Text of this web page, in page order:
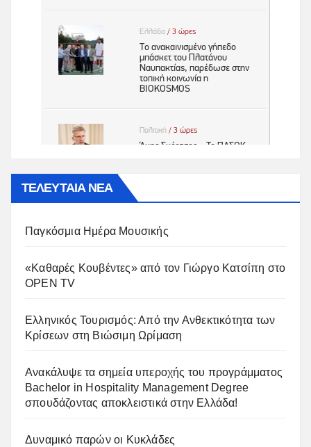
ΤΕΛΕΥΤΑΙΑ ΝΕΑ
Παγκόσμια Ημέρα Μουσικής
«Καθαρές Κουβέντες» από τον Γιώργο Κατσίπη στο
OPEN TV
Ελληνικός Τουρισμός: Από την Ανθεκτικότητα των
Κρίσεων στη Βιώσιμη Ωρίμαση
Ανακάλυψε τα σημεία υπεροχής του προγράμματος
Bachelor in Hospitality Management Degree
σπουδάζοντας αποκλειστικά στην Ελλάδα!
Δυναμικό παρών οι Κυκλάδες